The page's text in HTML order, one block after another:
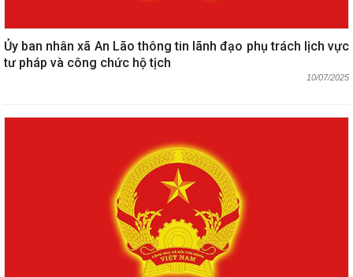
Ủy ban nhân xã An Lão thông tin lãnh đạo phụ trách lịch vực
tư pháp và công chức hộ tịch
10/07/2025